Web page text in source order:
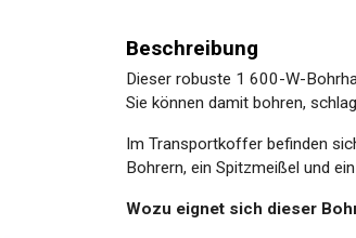
Beschreibung
Dieser robuste 1 600-W-
Sie können damit bohren,
Im Transportkoffer befinden
Bohrern, ein Spitzmeißel und
Wozu eignet sich dieser